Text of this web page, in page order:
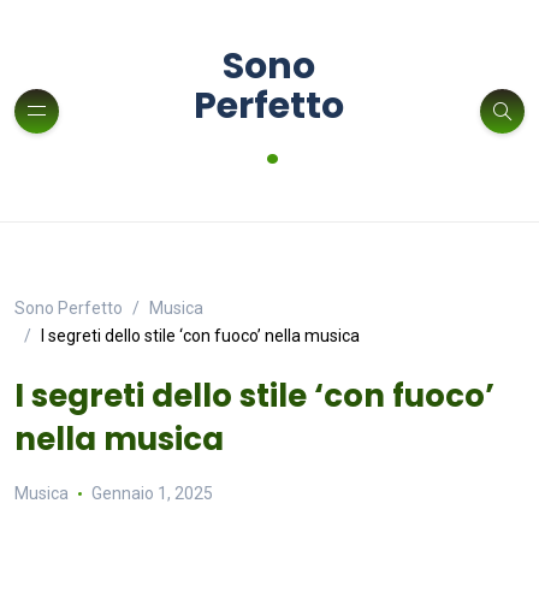
Sono
Perfetto
.
Sono Perfetto
Musica
I segreti dello stile ‘con fuoco’ nella musica
I segreti dello stile ‘con fuoco’
nella musica
Musica Gennaio 1, 2025